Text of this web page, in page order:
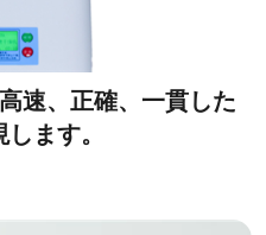
速、正確、一貫した
ます。